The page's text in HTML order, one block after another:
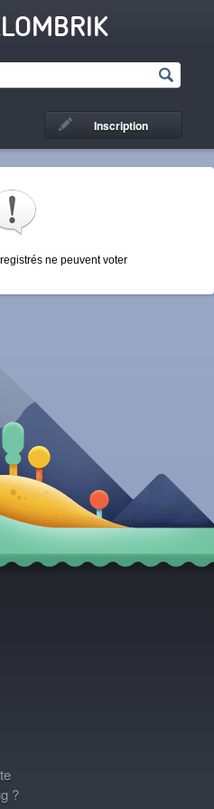
Inscription
ne peuvent voter
?